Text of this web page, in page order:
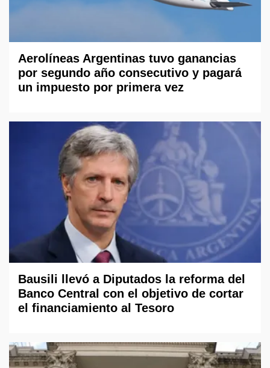
Aerolíneas Argentinas tuvo ganancias
por segundo año consecutivo y pagará
un impuesto por primera vez
Bausili llevó a Diputados la reforma del
Banco Central con el objetivo de cortar
el financiamiento al Tesoro